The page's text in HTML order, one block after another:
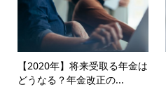
【2020年】将来受取る年金は
どうなる？年金改正の...